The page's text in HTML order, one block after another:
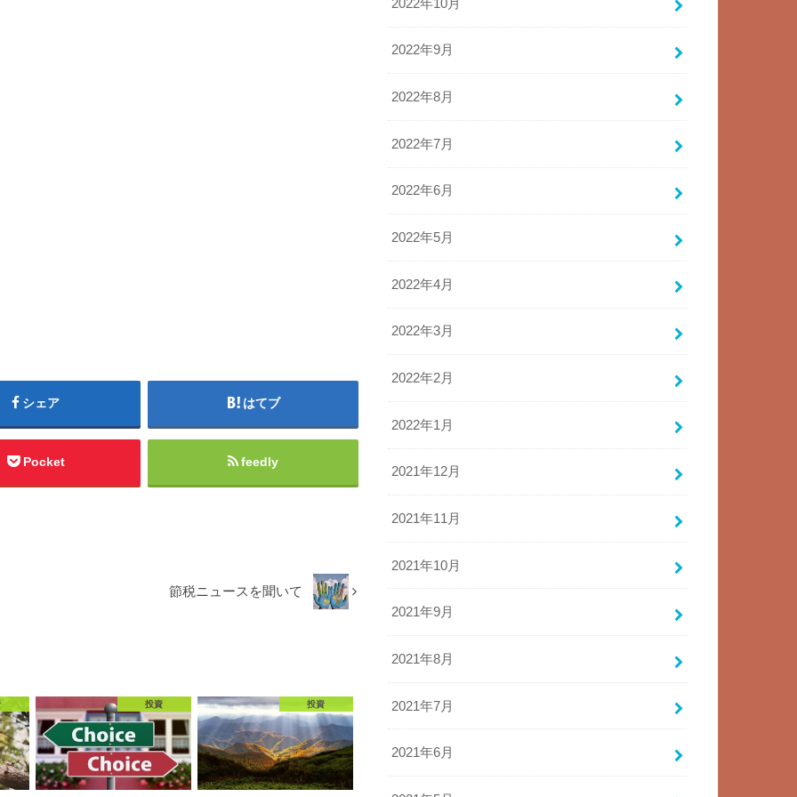
シェア はてブ
Pocket feedly
節税ニュースを聞いて
投資 投資
2022年10月
2022年9月
2022年8月
2022年7月
2022年6月
2022年5月
2022年4月
2022年3月
2022年2月
2022年1月
2021年12月
2021年11月
2021年10月
2021年9月
2021年8月
2021年7月
2021年6月